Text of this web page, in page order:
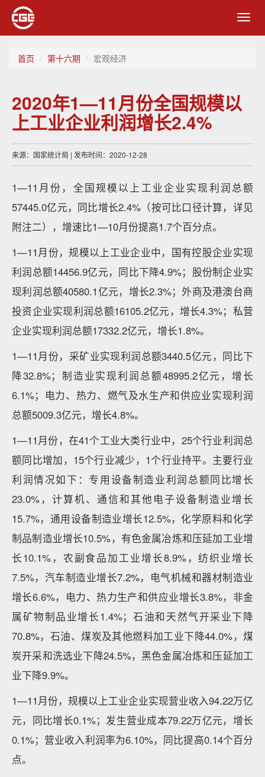
首页 第十六期 宏观经济
2020年1—11月份全国规模以
上工业企业利润增长2.4%
来源：国家统计局 | 发布时间：2020-12-28
1—11月份，全国规模以上工业企业实现利润总额
57445.0亿元，同比增长2.4%（按可比口径计算，详见
附注二），增速比1—10月份提高1.7个百分点。
1—11月份，规模以上工业企业中，国有控股企业实现
利润总额14456.9亿元，同比下降4.9%；股份制企业实
现利润总额40580.1亿元，增长2.3%；外商及港澳台商
投资企业实现利润总额16105.2亿元，增长4.3%；私营
企业实现利润总额17332.2亿元，增长1.8%。
1—11月份，采矿业实现利润总额3440.5亿元，同比下
降32.8%；制造业实现利润总额48995.2亿元，增长
6.1%；电力、热力、燃气及水生产和供应业实现利润
总额5009.3亿元，增长4.8%。
1—11月份，在41个工业大类行业中，25个行业利润总
额同比增加，15个行业减少，1个行业持平。主要行业
利润情况如下：专用设备制造业利润总额同比增长
23.0%，计算机、通信和其他电子设备制造业增长
15.7%，通用设备制造业增长12.5%，化学原料和化学
制品制造业增长10.5%，有色金属冶炼和压延加工业增
长10.1%，农副食品加工业增长8.9%，纺织业增长
7.5%，汽车制造业增长7.2%，电气机械和器材制造业
增长6.6%，电力、热力生产和供应业增长3.8%，非金
属矿物制品业增长1.4%；石油和天然气开采业下降
70.8%，石油、煤炭及其他燃料加工业下降44.0%，煤
炭开采和洗选业下降24.5%，黑色金属冶炼和压延加工
业下降9.9%。
1—11月份，规模以上工业企业实现营业收入94.22万亿
元，同比增长0.1%；发生营业成本79.22万亿元，增长
0.1%；营业收入利润率为6.10%，同比提高0.14个百分
点。